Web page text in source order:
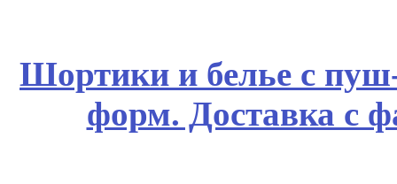
Шортики и белье с
форм. Доставка с